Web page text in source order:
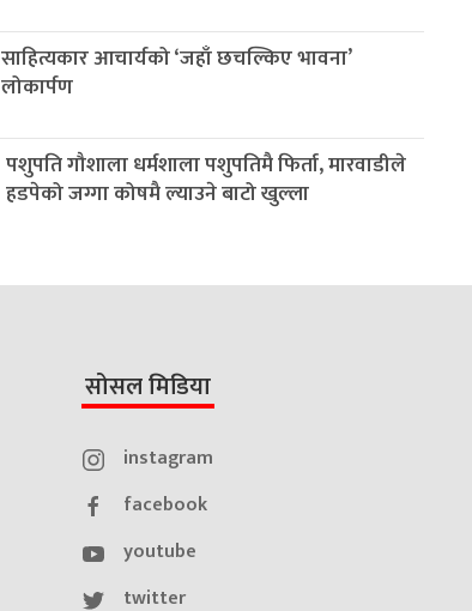
साहित्यकार आचार्यको ‘जहाँ छचल्किए भावना’
लोकार्पण
पशुपति गौशाला धर्मशाला पशुपतिमै फिर्ता, मारवाडीले
हडपेको जग्गा कोषमै ल्याउने बाटो खुल्ला
सोसल मिडिया
instagram
facebook
youtube
twitter